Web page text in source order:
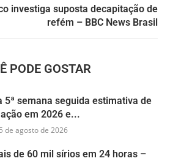
investiga suposta decapitação de
refém – BBC News Brasil
PODE GOSTAR
5ª semana seguida estimativa de
em 2026 e...
5 de agosto de 2026
de 60 mil sírios em 24 horas –